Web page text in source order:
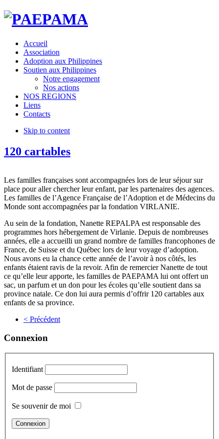
Accueil
Association
Adoption aux Philippines
Soutien aux Philippines
Notre engagement
Nos actions
NOS REGIONS
Liens
Contacts
Skip to content
120 cartables
Les familles françaises sont accompagnées lors de leur séjour sur
place pour aller chercher leur enfant, par les partenaires des agences.
Les familles de l’Agence Française de l’Adoption et de Médecins du
Monde sont accompagnées par la fondation VIRLANIE.
Au sein de la fondation, Nanette REPALPA est responsable des
programmes hors hébergement de Virlanie. Depuis de nombreuses
années, elle a accueilli un grand nombre de familles francophones de
France, de Suisse et du Québec lors de leur voyage d’adoption.
Nous avons eu la chance cette année de l’avoir à nos côtés, les
enfants étaient ravis de la revoir. Afin de remercier Nanette de tout
ce qu’elle leur apporte, les familles de PAEPAMA lui ont offert un
sac, un parfum et un don pour les écoles qu’elle soutient dans sa
province natale. Ce don lui aura permis d’offrir 120 cartables aux
enfants de sa province.
< Précédent
Connexion
Identifiant
Mot de passe
Se souvenir de moi